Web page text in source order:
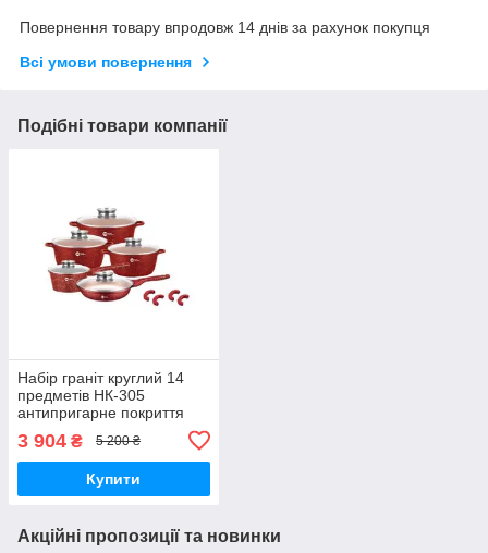
Повернення товару впродовж 14 днів за рахунок покупця
Всі умови повернення
Подібні товари компанії
Набір граніт круглий 14
предметів НК-305
антипригарне покриття
Червоний_2255)
3 904 ₴ 5 200 ₴
Купити
Акційні пропозиції та новинки